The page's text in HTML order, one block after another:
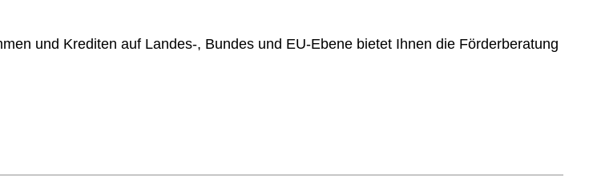
und Krediten auf Landes-, Bundes und EU-Ebene bietet Ihnen die Förderberatung